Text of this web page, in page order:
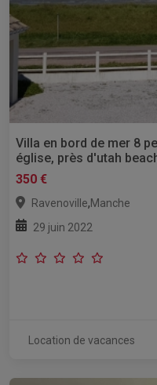
Villa en bord de mer 8
église, près d'utah
350 €
Ravenoville,Manche
29 juin 2022
Location de vacances